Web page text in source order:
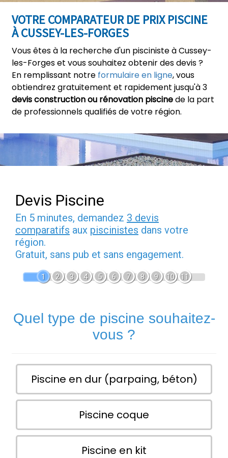
VOTRE COMPARATEUR DE PRIX PISCINE
À CUSSEY-LES-FORGES
Vous êtes à la recherche d'un pisciniste à Cussey-
les-Forges et vous souhaitez obtenir des devis ?
En remplissant notre formulaire en ligne, vous
obtiendrez gratuitement et rapidement jusqu'à 3
devis construction ou rénovation piscinede la part
de professionnels qualifiés de votre région.
Devis Piscine
En 5 minutes, demandez 3 devis
comparatifs aux piscinistes dans votre
région.
Gratuit, sans pub et sans engagement.
1 2 3 4 5 6 7 8 9 10 11
Quel type de piscine souhaitez-
vous ?
Piscine en dur (parpaing, béton)
Piscine coque
Piscine en kit